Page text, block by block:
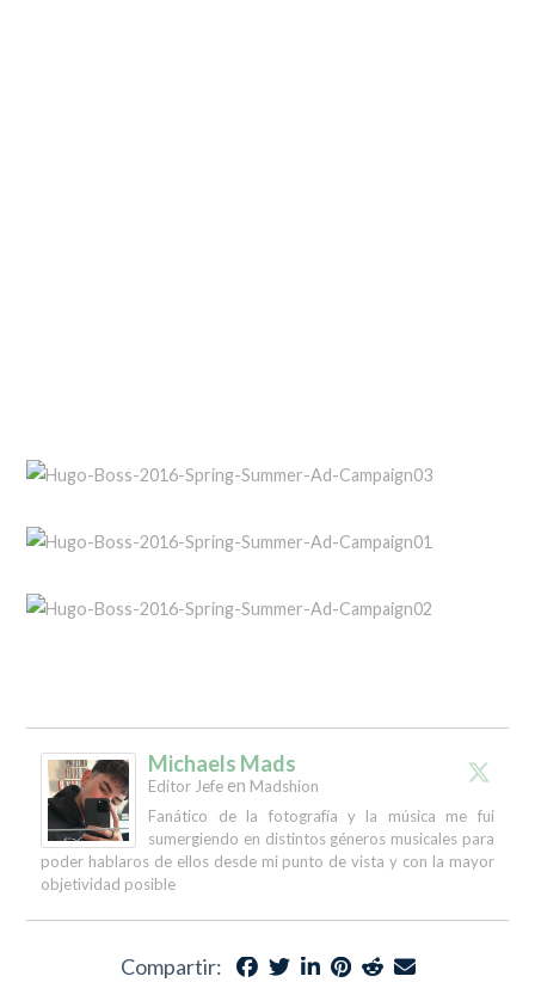
Michaels Mads
Editor Jefe en Madshion
Fanático de la fotografía y la música me fui
sumergiendo en distintos géneros musicales para
poder hablaros de ellos desde mi punto de vista y con la mayor
objetividad posible
Compartir: